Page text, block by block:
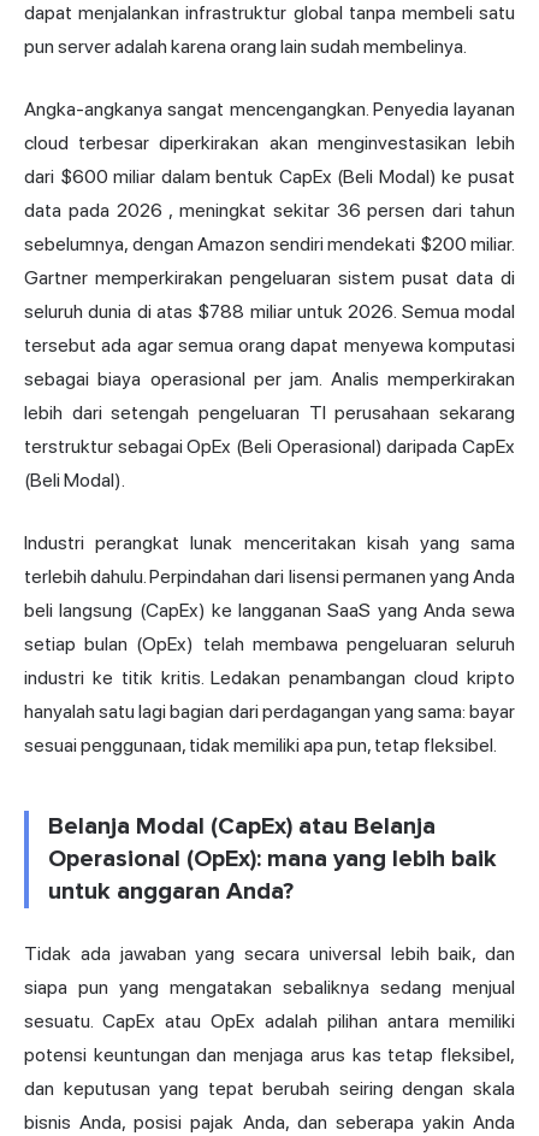
dapat menjalankan infrastruktur global tanpa membeli satu
pun server adalah karena orang lain sudah membelinya.
Angka-angkanya sangat mencengangkan. Penyedia layanan
cloud terbesar diperkirakan akan menginvestasikan lebih
dari $600 miliar dalam bentuk CapEx (Beli Modal) ke pusat
data pada 2026 , meningkat sekitar 36 persen dari tahun
sebelumnya, dengan Amazon sendiri mendekati $200 miliar.
Gartner memperkirakan pengeluaran sistem pusat data di
seluruh dunia di atas $788 miliar untuk 2026. Semua modal
tersebut ada agar semua orang dapat menyewa komputasi
sebagai biaya operasional per jam. Analis memperkirakan
lebih dari setengah pengeluaran TI perusahaan sekarang
terstruktur sebagai OpEx (Beli Operasional) daripada CapEx
(Beli Modal).
Industri perangkat lunak menceritakan kisah yang sama
terlebih dahulu. Perpindahan dari lisensi permanen yang Anda
beli langsung (CapEx) ke langganan SaaS yang Anda sewa
setiap bulan (OpEx) telah membawa pengeluaran seluruh
industri ke titik kritis. Ledakan penambangan cloud kripto
hanyalah satu lagi bagian dari perdagangan yang sama: bayar
sesuai penggunaan, tidak memiliki apa pun, tetap fleksibel.
Belanja Modal (CapEx) atau Belanja
Operasional (OpEx): mana yang lebih baik
untuk anggaran Anda?
Tidak ada jawaban yang secara universal lebih baik, dan
siapa pun yang mengatakan sebaliknya sedang menjual
sesuatu. CapEx atau OpEx adalah pilihan antara memiliki
potensi keuntungan dan menjaga arus kas tetap fleksibel,
dan keputusan yang tepat berubah seiring dengan skala
bisnis Anda, posisi pajak Anda, dan seberapa yakin Anda